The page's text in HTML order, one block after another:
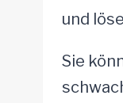
und
Sie